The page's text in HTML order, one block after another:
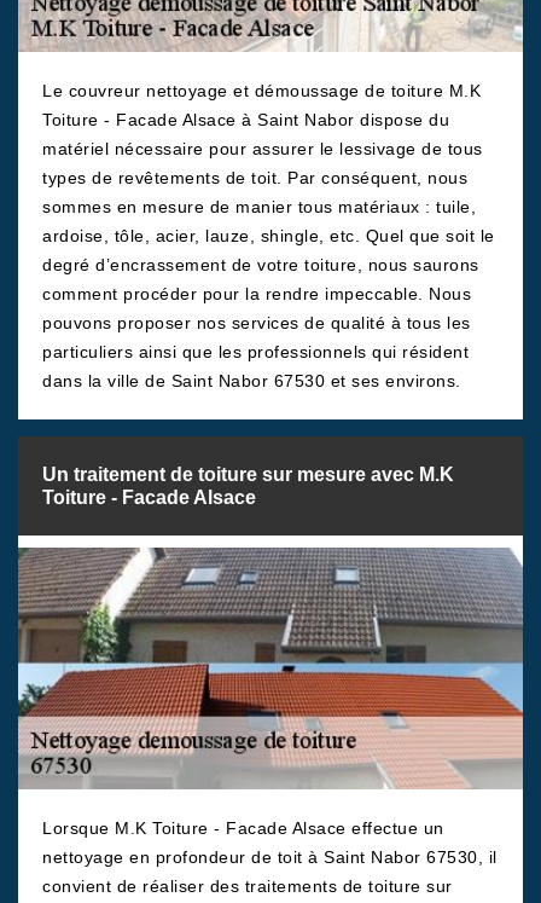
Le couvreur nettoyage et démoussage de toiture M.K
Toiture - Facade Alsace à Saint Nabor dispose du
matériel nécessaire pour assurer le lessivage de tous
types de revêtements de toit. Par conséquent, nous
sommes en mesure de manier tous matériaux : tuile,
ardoise, tôle, acier, lauze, shingle, etc. Quel que soit le
degré d’encrassement de votre toiture, nous saurons
comment procéder pour la rendre impeccable. Nous
pouvons proposer nos services de qualité à tous les
particuliers ainsi que les professionnels qui résident
dans la ville de Saint Nabor 67530 et ses environs.
Un traitement de toiture sur mesure avec M.K
Toiture - Facade Alsace
Lorsque M.K Toiture - Facade Alsace effectue un
nettoyage en profondeur de toit à Saint Nabor 67530, il
convient de réaliser des traitements de toiture sur